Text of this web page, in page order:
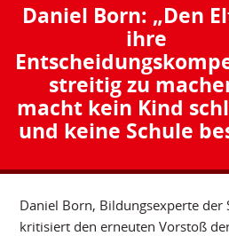
Daniel Born: „Den
ihre
streitig zu
macht kein Kind
und keine Schule
Daniel Born, Bildungsexperte der
kritisiert den erneuten Vorstoß